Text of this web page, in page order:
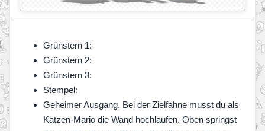
Grünstern 1:
Grünstern 2:
Grünstern 3:
Stempel:
Geheimer Ausgang. Bei der Zielfahne musst du als
Katzen-Mario die Wand hochlaufen. Oben springst